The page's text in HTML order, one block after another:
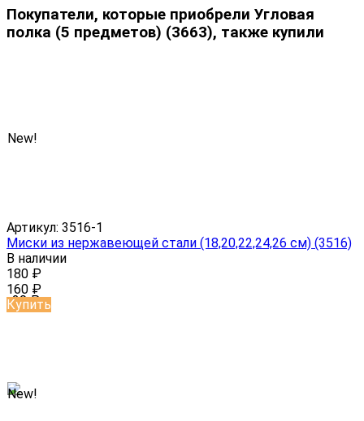
Покупатели, которые приобрели Угловая
полка (5 предметов) (3663), также купили
New!
-20₽
Артикул: 3516-1
Миски из нержавеющей стали (18,20,22,24,26 см) (3516)
В наличии
180 ₽
160 ₽
Купить
New!